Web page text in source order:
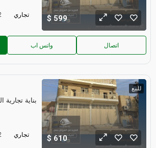
599 تجاري
واتس اب اتصال
للبيع
610
بناية تجارية
تجاري